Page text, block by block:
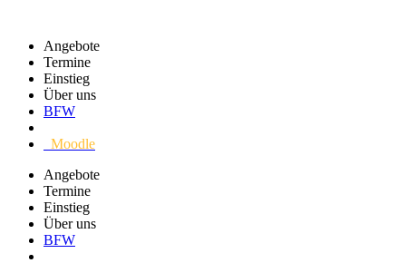
Angebote
Termine
Einstieg
Über uns
BFW
Moodle
Angebote
Termine
Einstieg
Über uns
BFW